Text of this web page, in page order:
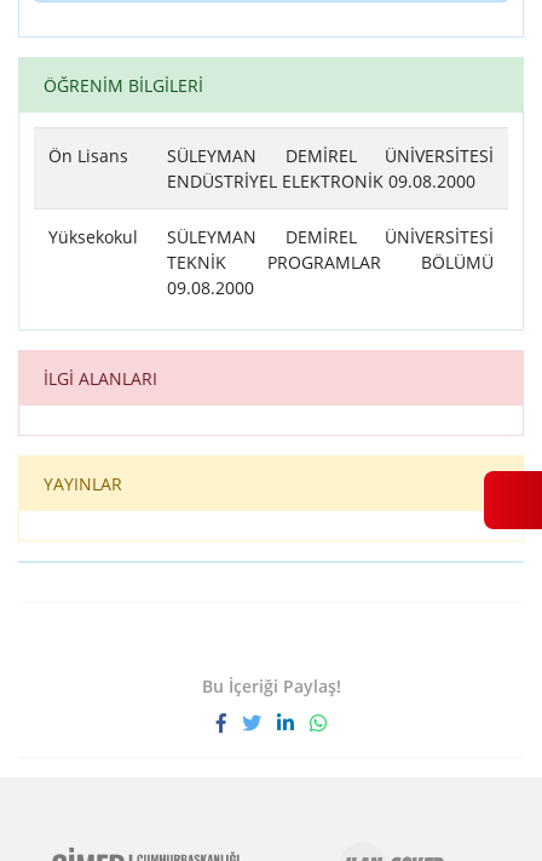
ÖĞRENİM BİLGİLERİ
Ön Lisans
SÜLEYMAN DEMİREL ÜNİVERSİTESİ
ENDÜSTRİYEL ELEKTRONİK 09.08.2000
Yüksekokul
SÜLEYMAN DEMİREL ÜNİVERSİTESİ
TEKNİK PROGRAMLAR BÖLÜMÜ
09.08.2000
İLGİ ALANLARI
YAYINLAR
Bu İçeriği Paylaş!